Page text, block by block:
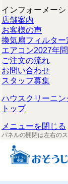
インフォーメーシ
店舗案内
お客様の声
換気扇フィルタ
エアコン2027年
ご注文の流れ
お問い合わせ
スタッフ募集
ハウスクリーニン
トップ
メニューを閉じる
パネルの開閉は左右の